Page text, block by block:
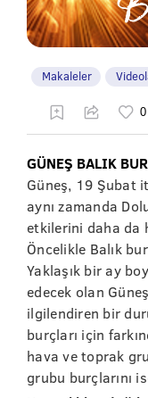
Makaleler
GÜNEŞ BALIK
Güneş, 19 Şubat
aynı zamanda
etkilerini daha da
Öncelikle Balık
Yaklaşık bir ay
edecek olan
ilgilendiren bir
burçları için
hava ve toprak
grubu burçlarını